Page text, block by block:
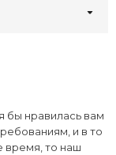
бы нравилась вам
и в то
время, то наш